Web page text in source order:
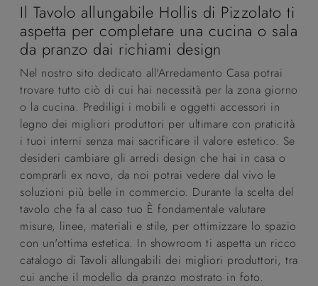
Il Tavolo allungabile Hollis di Pizzolato ti
aspetta per completare una cucina o sala
da pranzo dai richiami design
Nel nostro sito dedicato all'Arredamento Casa potrai
trovare tutto ciò di cui hai necessità per la zona giorno
o la cucina. Prediligi i mobili e oggetti accessori in
legno dei migliori produttori per ultimare con praticità
i tuoi interni senza mai sacrificare il valore estetico. Se
desideri cambiare gli arredi design che hai in casa o
comprarli ex novo, da noi potrai vedere dal vivo le
soluzioni più belle in commercio. Durante la scelta del
tavolo che fa al caso tuo È fondamentale valutare
misure, linee, materiali e stile, per ottimizzare lo spazio
con un'ottima estetica. In showroom ti aspetta un ricco
catalogo di Tavoli allungabili dei migliori produttori, tra
cui anche il modello da pranzo mostrato in foto.